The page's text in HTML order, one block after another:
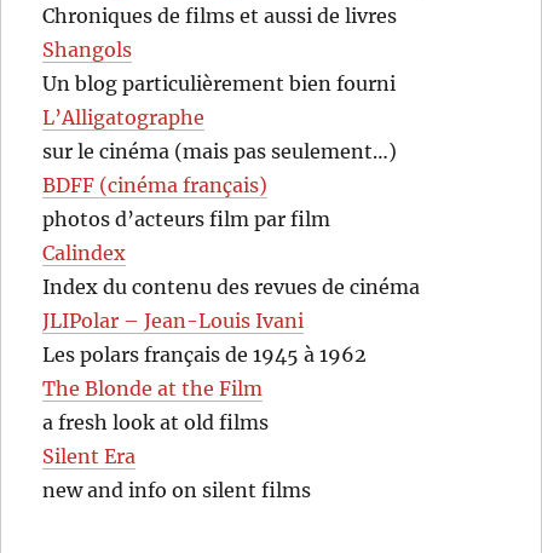
Chroniques de films et aussi de livres
Shangols
Un blog particulièrement bien fourni
L’Alligatographe
sur le cinéma (mais pas seulement…)
BDFF (cinéma français)
photos d’acteurs film par film
Calindex
Index du contenu des revues de cinéma
JLIPolar – Jean-Louis Ivani
Les polars français de 1945 à 1962
The Blonde at the Film
a fresh look at old films
Silent Era
new and info on silent films